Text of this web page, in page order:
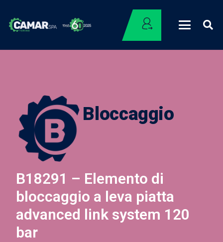
Bloccaggio
B18291 – Elemento di
bloccaggio a leva piatta
advanced link system 120
bar